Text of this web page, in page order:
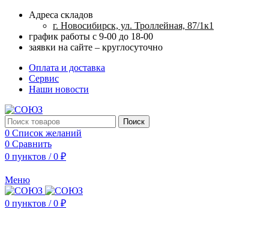
Адреса складов
г. Новосибирск, ул. Троллейная, 87/1к1
график работы с 9-00 до 18-00
заявки на сайте – круглосуточно
Оплата и доставка
Сервис
Наши новости
Поиск
0 Список желаний
0 Сравнить
0 пунктов / 0 ₽
Меню
0 пунктов / 0 ₽